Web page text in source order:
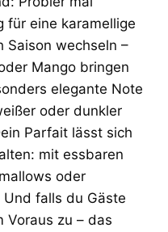
für eine karamellige
Saison wechseln –
Mango bringen
elegante Note
oder dunkler
Parfait lässt sich
mit essbaren
oder
falls du Gäste
Voraus zu – das